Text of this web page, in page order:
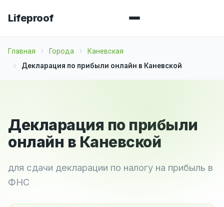
Lifeproof
Главная Города
Каневская
Декларация по прибыли онлайн в Каневской
Декларация по прибыли
онлайн в Каневской
для сдачи декларации по налогу на прибыль в
ФНС